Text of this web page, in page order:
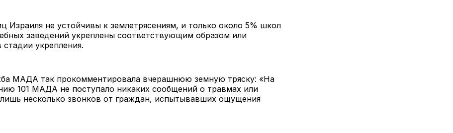
Израиля не устойчивы к землетрясениям, и только около 5% школ
заведений укреплены соответствующим образом или
стадии укрепления.
МАДА так прокомментировала вчерашнюю земную тряску: «На
101 МАДА не поступало никаких сообщений о травмах или
несколько звонков от граждан, испытывавших ощущения